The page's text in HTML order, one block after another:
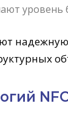
уровень